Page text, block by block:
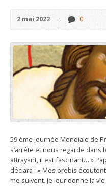
2 mai 2022 0
59 ème Journée Mondiale de
s’arrête et nous regarde dans
attrayant, il est fascinant… »
déclara : « Mes brebis
me suivent. Je leur donne la